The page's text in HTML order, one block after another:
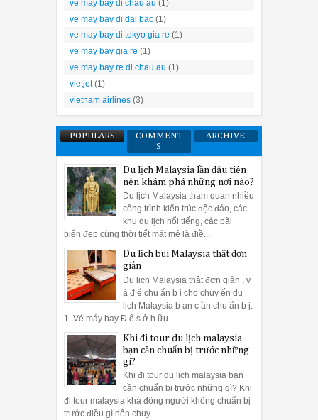
xếp các loại dao, nĩa, thìa, thớt….Cách xếp tiết kiệm diện tích,
phức tạp, song việc vệ sinh máy rửa bát đúng cách như thế
máy rửa bát Bosch một cách sạch nhất
Cách vệ sinh
khá đơn giản, chỉ gồm hai khoang rửa và thêm hệ thống vòi
thừa còn sót lại trên bát đĩa
người sử dụng cần đổ bỏ chỗ rác này, sau đó tiến hành vệ
chén. Tiếp đó, bật và chọn một chu trình rửa bát đĩa bình
09:58 AM
cao cấp nhất trên thị trường hiện nay, giúp hỗ trợ rửa sạch
– Đầu tiên, cần chọn vị trí thích hợp nhất lắp đặt
máy với mặt tường và các vật dụng khác một khoảng cách
ve may bay di chau au (1)
ve may bay di dai bac (1)
ve may bay di tokyo gia re (1)
ve may bay gia re (1)
ve may bay re di chau au (1)
vietjet (1)
vietnam airlines (3)
POPULARS
COMMENT
S
ARCHIVE
Du lịch Malaysia lần đâu tiên
nên khám phá những nơi nào?
Du lịch Malaysia tham quan nhiều
công trình kiến trúc độc đáo, các
khu du lịch nổi tiếng, các bãi
biển đẹp cùng thời tiết mát mẻ là điề...
Du lịch bụi Malaysia thật đơn
giản
Du lịch Malaysia thật đơn giản , v
à đ ể chu ẩn b ị cho chuy ến du
lịch Malaysia b ạn c ần chu ẩn b ị:
1. Vé máy bay Đ ể s ở h ữu...
Khi đi tour du lịch malaysia
bạn cần chuẩn bị trước những
gì?
Khi đi tour du lich malaysia bạn
cần chuẩn bị trước những gì? Khi
đi tour malaysia khá đông người không chuẩn bị
trước điều gì nên chuy...